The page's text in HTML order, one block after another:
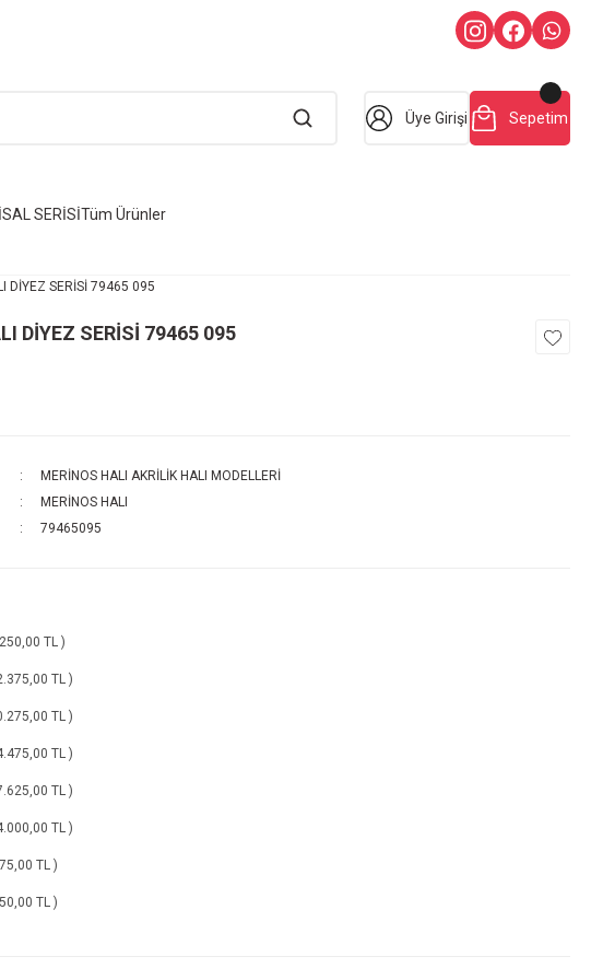
Üye Girişi Sepetim
SERİSİTüm Ürünler
DİYEZ SERİSİ 79465 095
DİYEZ SERİSİ 79465 095
MERİNOS HALI AKRİLİK HALI MODELLERİ
MERİNOS HALI
79465095
TL )
TL )
TL )
TL )
TL )
TL )
TL )
TL )